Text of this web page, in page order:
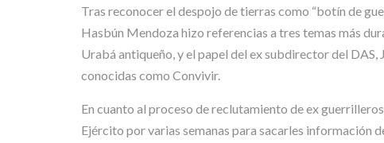
Tras reconocer el despojo de tierras como “botín de
Hasbún Mendoza hizo referencias a tres temas más
Urabá antiqueño, y el papel del ex subdirector del
conocidas como Convivir.
En cuanto al proceso de reclutamiento de ex
Ejército por varias semanas para sacarles información